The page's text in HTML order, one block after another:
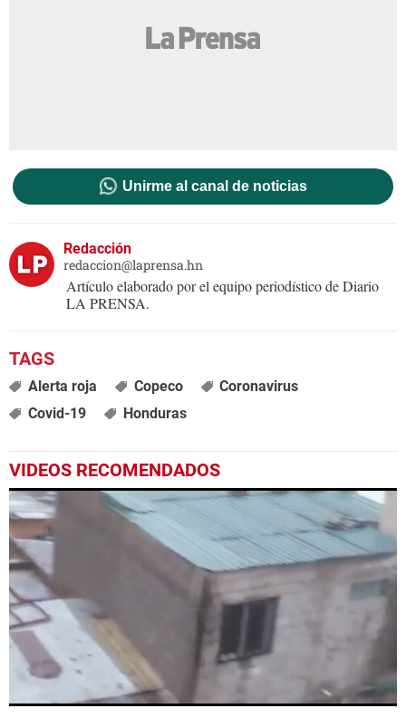
Unirme al canal de noticias
Redacción
redaccion@laprensa.hn
Artículo elaborado por el equipo periodístico de Diario
LA PRENSA.
Alerta roja Copeco
Coronavirus
Covid-19
Honduras
VIDEOS RECOMENDADOS
Copeco: lluvias hoy sábado 7 de junio en varias zonas de Honduras